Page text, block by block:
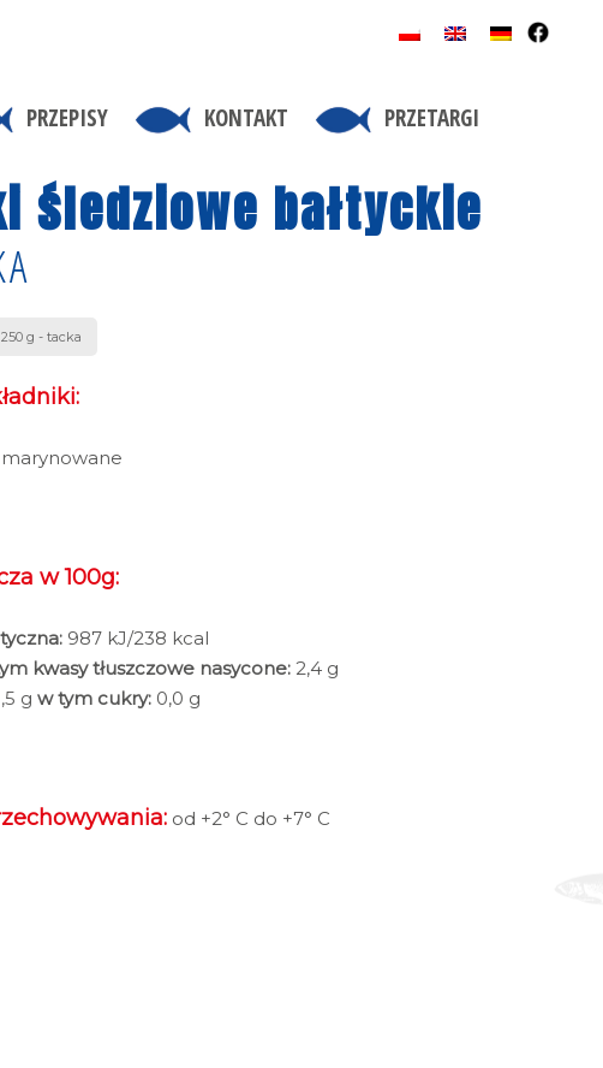
PRZETARGI
KONTAKT
PRZEPISY
śledziowe bałtyckie
250 g - tacka
w 100g:
987 kJ/238 kcal
kwasy tłuszczowe nasycone: 2,4 g
g w tym cukry: 0,0 g
od +2° C do +7° C